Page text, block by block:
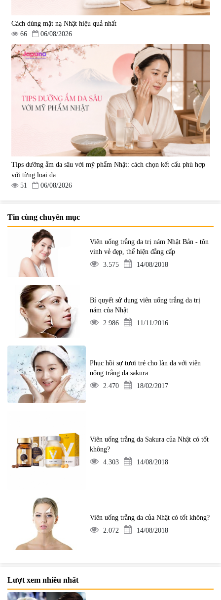
Cách dùng mặt nạ Nhật hiệu quả nhất
66
06/08/2026
Tips dưỡng ẩm da sâu với mỹ phẩm Nhật: cách chọn kết cấu phù hợp
với từng loại da
51
06/08/2026
Tin cùng chuyên mục
Viên uống trắng da trị nám Nhật Bản - tôn
vinh vẻ đẹp, thể hiện đẳng cấp
3.575
14/08/2018
Bí quyết sử dụng viên uống trắng da trị
nám của Nhật
2.986
11/11/2016
Phục hồi sự tươi trẻ cho làn da với viên
uống trắng da sakura
2.470
18/02/2017
Viên uống trắng da Sakura của Nhật có tốt
không?
4.303
14/08/2018
Viên uống trắng da của Nhật có tốt không?
2.072
14/08/2018
Lượt xem nhiều nhất